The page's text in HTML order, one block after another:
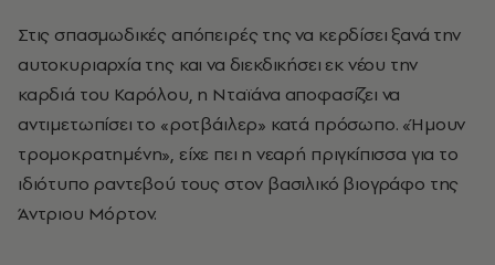
Στις σπασμωδικές απόπειρές της να κερδίσει ξανά την
αυτοκυριαρχία της και να διεκδικήσει εκ νέου την
καρδιά του Καρόλου, η Νταϊάνα αποφασίζει να
αντιμετωπίσει το «ροτβάιλερ» κατά πρόσωπο. «Ήμουν
τρομοκρατημένη», είχε πει η νεαρή πριγκίπισσα για το
ιδιότυπο ραντεβού τους στον βασιλικό βιογράφο της
Άντριου Μόρτον.